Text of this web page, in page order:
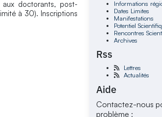
doctorants, post-
à 30). Inscriptions
Informations
Dates Limites
Manifestations
Potentiel
Rencontres
Archives
Rss
Lettres
Actualités
Aide
Contactez-nous
problème :